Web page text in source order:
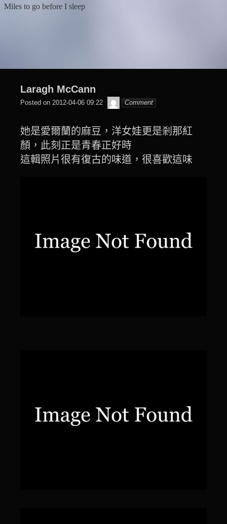
Miles to go before I sleep
Laragh McCann
Posted on 2012-04-06 09:22 beagle2001_tw
Comment
她是愛爾蘭的麻豆，洋女娃更是剎那紅
顏，此刻正是青春正好時
這輯照片很有復古的味道，很喜歡這味